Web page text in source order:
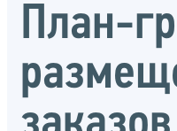
План-